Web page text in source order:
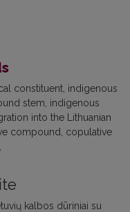
constituent indigenous
stem indigenous
into the Lithuanian
compound
copulative
kalbos dūriniai su